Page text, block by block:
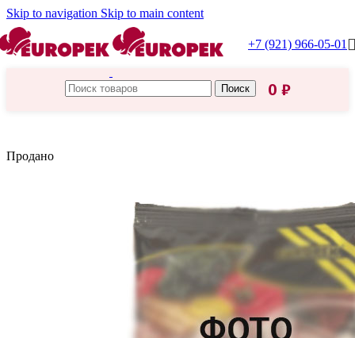
Skip to navigation Skip to main content
+7 (921) 966-05-01
Поиск 0 ₽
Продано